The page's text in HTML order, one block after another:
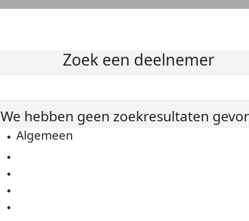
Zoek een deelnemer
We hebben geen zoekresultaten
Algemeen